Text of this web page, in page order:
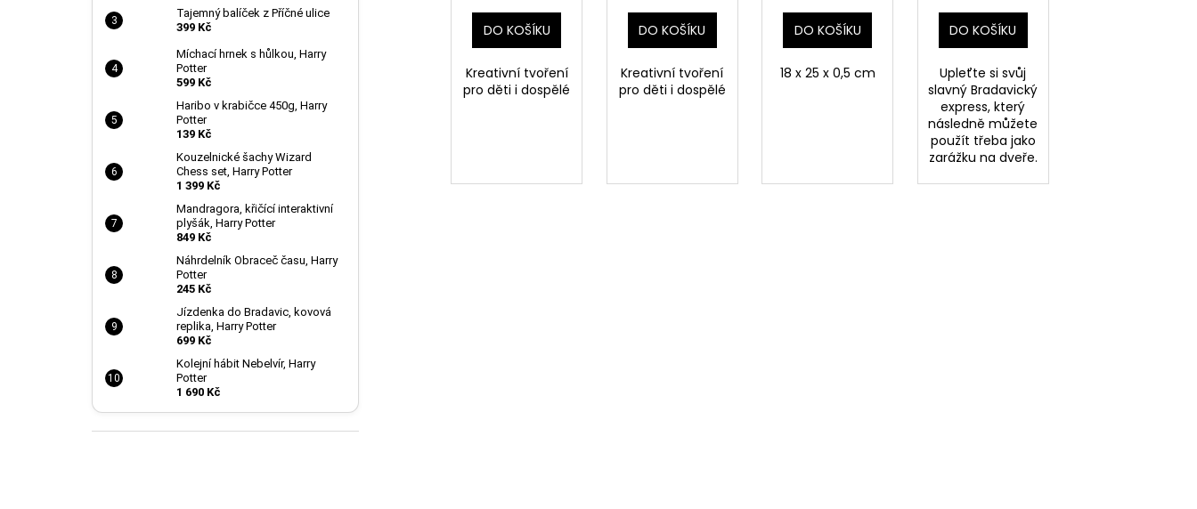
Tajemný balíček z Příčné ulice
399 Kč
Míchací hrnek s hůlkou, Harry
Potter
599 Kč
Haribo v krabičce 450g, Harry
Potter
139 Kč
Kouzelnické šachy Wizard
Chess set, Harry Potter
1 399 Kč
Mandragora, křičící interaktivní
plyšák, Harry Potter
849 Kč
Náhrdelník Obraceč času, Harry
Potter
245 Kč
Jízdenka do Bradavic, kovová
replika, Harry Potter
699 Kč
Kolejní hábit Nebelvír, Harry
Potter
1 690 Kč
DO KOŠÍKU
Kreativní tvoření
pro děti i dospělé
DO KOŠÍKU
Kreativní tvoření
pro děti i dospělé
DO KOŠÍKU
18 x 25 x 0,5 cm
DO KOŠÍKU
Upleťte si svůj
slavný Bradavický
express, který
následně můžete
použít třeba jako
zarážku na dveře.